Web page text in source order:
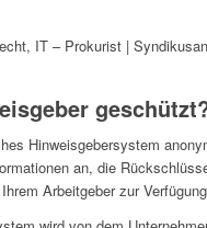
IT – Prokurist |
Hinweisgebersystem
an, die
Arbeitgeber zur